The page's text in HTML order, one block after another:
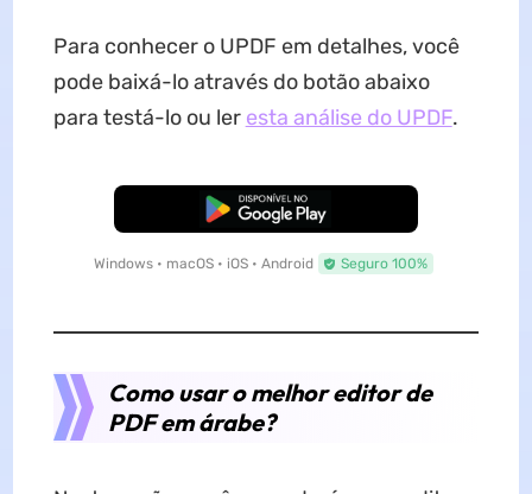
Para conhecer o UPDF em detalhes, você
pode baixá-lo através do botão abaixo
para testá-lo ou ler esta análise do UPDF.
Baixar Grátis
Windows • macOS • iOS • Android Seguro 100%
Como usar o melhor editor de
PDF em árabe?